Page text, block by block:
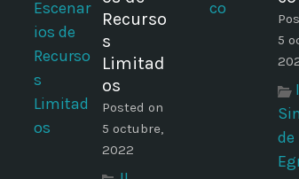
Recurso
s
Limitad
os
Posted on
5 octubre,
2022
5
de